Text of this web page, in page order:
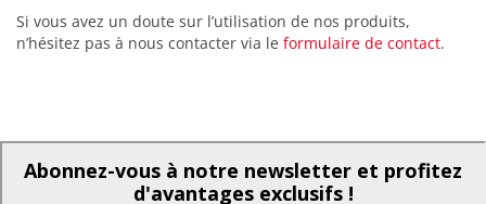
Si vous avez un doute sur l’utilisation de nos produits,
n’hésitez pas à nous contacter via le formulaire de contact.